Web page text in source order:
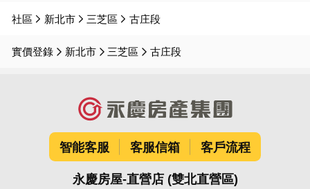
社區 新北市 三芝區 古庄段
實價登錄 新北市 三芝區 古庄段
智能客服 客服信箱 客戶流程
永慶房屋-直營店 (雙北直營區)